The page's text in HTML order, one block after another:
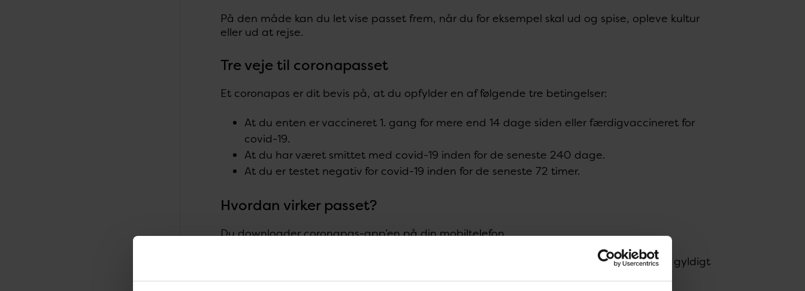
På den måde kan du let vise passet frem, når du for eksempel skal ud og spise, opleve kultur
eller ud at rejse.
Tre veje til coronapasset
Et coronapas er dit bevis på, at du opfylder en af følgende tre betingelser:
At du enten er vaccineret 1. gang for mere end 14 dage siden eller færdigvaccineret for
covid-19.
At du har været smittet med covid-19 inden for de seneste 240 dage.
At du er testet negativ for covid-19 inden for de seneste 72 timer.
Hvordan virker passet?
Du downloader coronapas-app’en på din mobiltelefon.
Når du derefter logger ind på app’en opdateres den automatisk og viser, om du har et gyldigt